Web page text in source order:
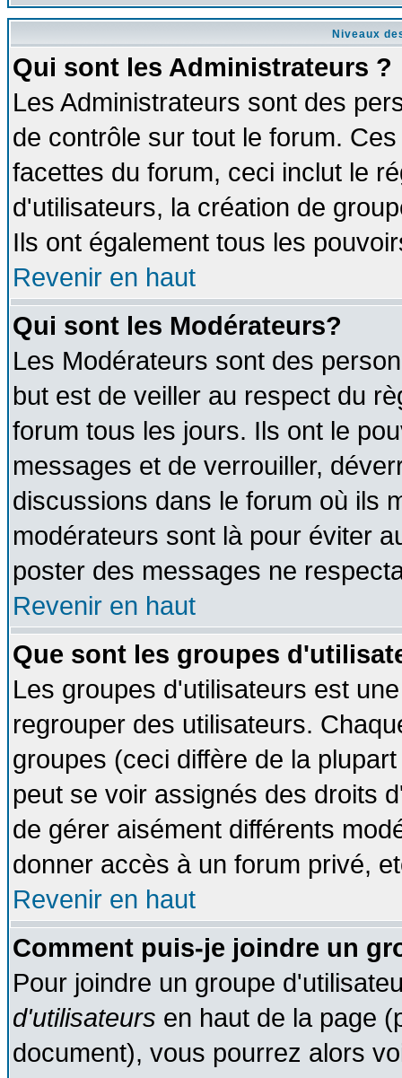
Niveaux
Qui sont les Administrateurs ?
Les Administrateurs sont des
de contrôle sur tout le forum.
facettes du forum, ceci inclut le
d'utilisateurs, la création de
Ils ont également tous les
Revenir en haut
Qui sont les Modérateurs?
Les Modérateurs sont des
but est de veiller au respect du
forum tous les jours. Ils ont le
messages et de verrouiller,
discussions dans le forum où ils
modérateurs sont là pour éviter
poster des messages ne
Revenir en haut
Que sont les groupes
Les groupes d'utilisateurs est
regrouper des utilisateurs.
groupes (ceci diffère de la
peut se voir assignés des droits
de gérer aisément différents
donner accès à un forum privé,
Revenir en haut
Comment puis-je joindre un
Pour joindre un groupe
d'utilisateurs en haut de la page
document), vous pourrez alors